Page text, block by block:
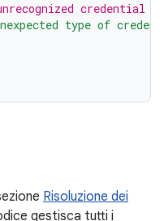
credential
type of
Risoluzione dei
gestisca tutti i